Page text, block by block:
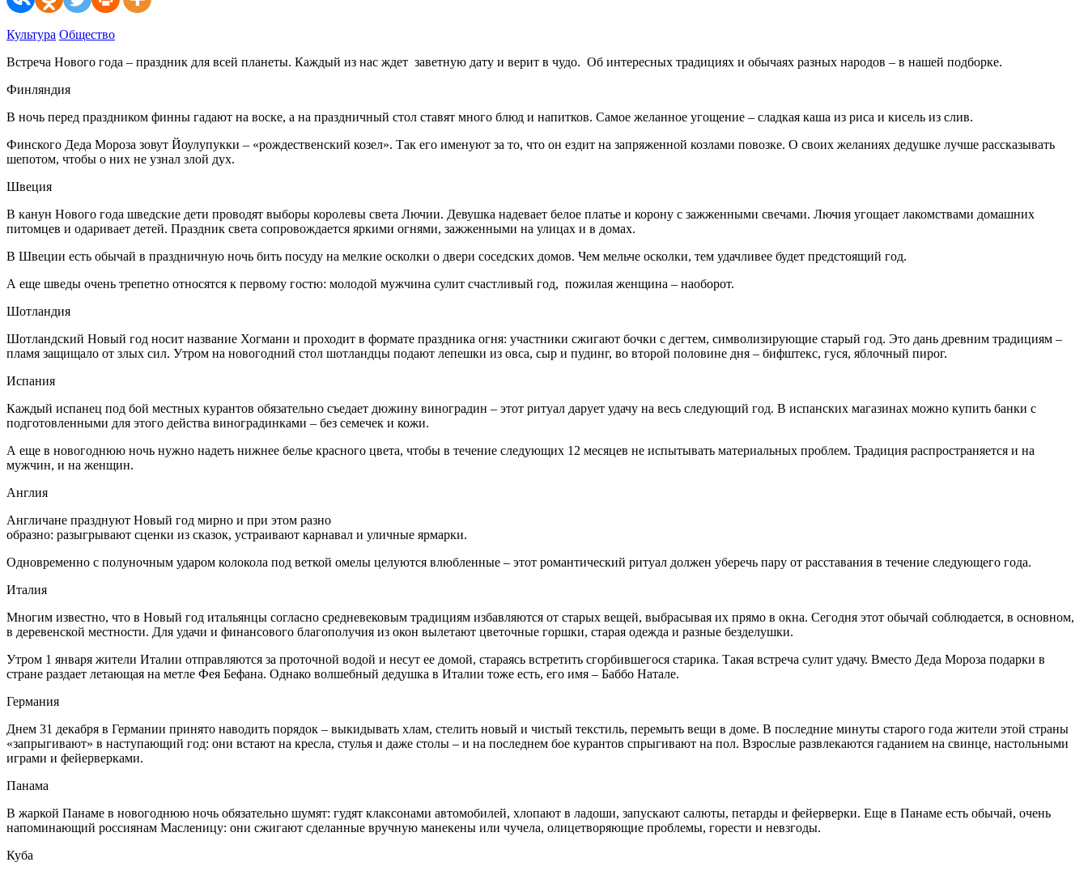
Культура Общество
Встреча Нового года – праздник для всей планеты. Каждый из нас ждет заветную дату и верит в чудо. Об интересных традициях и обычаях разных народов – в нашей подборке.
Финляндия
В ночь перед праздником финны гадают на воске, а на праздничный стол ставят много блюд и напитков. Самое желанное угощение – сладкая каша из риса и кисель из слив.
Финского Деда Мороза зовут Йоулупукки – «рождественский козел». Так его именуют за то, что он ездит на запряженной козлами повозке. О своих желаниях дедушке лучше рассказывать
шепотом, чтобы о них не узнал злой дух.
Швеция
В канун Нового года шведские дети проводят выборы королевы света Лючии. Девушка надевает белое платье и корону с зажженными свечами. Лючия угощает лакомствами домашних
питомцев и одаривает детей. Праздник света сопровождается яркими огнями, зажженными на улицах и в домах.
В Швеции есть обычай в праздничную ночь бить посуду на мелкие осколки о двери соседских домов. Чем мельче осколки, тем удачливее будет предстоящий год.
А еще шведы очень трепетно относятся к первому гостю: молодой мужчина сулит счастливый год, пожилая женщина – наоборот.
Шотландия
Шотландский Новый год носит название Хогмани и проходит в формате праздника огня: участники сжигают бочки с дегтем, символизирующие старый год. Это дань древним традициям –
пламя защищало от злых сил. Утром на новогодний стол шотландцы подают лепешки из овса, сыр и пудинг, во второй половине дня – бифштекс, гуся, яблочный пирог.
Испания
Каждый испанец под бой местных курантов обязательно съедает дюжину виноградин – этот ритуал дарует удачу на весь следующий год. В испанских магазинах можно купить банки с
подготовленными для этого действа виноградинками – без семечек и кожи.
А еще в новогоднюю ночь нужно надеть нижнее белье красного цвета, чтобы в течение следующих 12 месяцев не испытывать материальных проблем. Традиция распространяется и на
мужчин, и на женщин.
Англия
Англичане празднуют Новый год мирно и при этом разно­
образно: разыгрывают сценки из сказок, устраивают карнавал и уличные ярмарки.
Одновременно с полуночным ударом колокола под веткой омелы целуются влюбленные – этот романтический ритуал должен уберечь пару от расставания в течение следующего года.
Италия
Многим известно, что в Новый год итальянцы согласно средневековым традициям избавляются от старых вещей, выбрасывая их прямо в окна. Сегодня этот обычай соблюдается, в основном,
в деревенской местности. Для удачи и финансового благополучия из окон вылетают цветочные горшки, старая одежда и разные безделушки.
Утром 1 января жители Италии отправляются за проточной водой и несут ее домой, стараясь встретить сгорбившегося старика. Такая встреча сулит удачу. Вместо Деда Мороза подарки в
стране раздает летающая на метле Фея Бефана. Однако волшебный дедушка в Италии тоже есть, его имя – Баббо Натале.
Германия
Днем 31 декабря в Германии принято наводить порядок – выкидывать хлам, стелить новый и чистый текстиль, перемыть вещи в доме. В последние минуты старого года жители этой страны
«запрыгивают» в наступающий год: они встают на кресла, стулья и даже столы – и на последнем бое курантов спрыгивают на пол. Взрослые развлекаются гаданием на свинце, настольными
играми и фейерверками.
Панама
В жаркой Панаме в новогоднюю ночь обязательно шумят: гудят клаксонами автомобилей, хлопают в ладоши, запускают салюты, петарды и фейерверки. Еще в Панаме есть обычай, очень
напоминающий россиянам Масленицу: они сжигают сделанные вручную манекены или чучела, олицетворяющие проблемы, горести и невзгоды.
Куба